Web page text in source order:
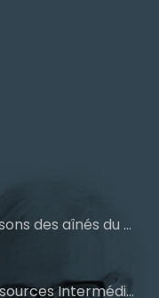
Le palmarès des meilleures Maisons des aînés du Québec
Le palmarès des meilleures Ressources Intermédiaires (RI)